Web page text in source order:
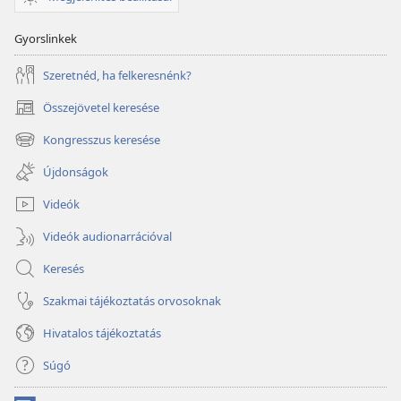
Gyorslinkek
Szeretnéd, ha felkeresnénk?
Összejövetel keresése
(opens
new
window)
Kongresszus keresése
(opens
new
window)
Újdonságok
Videók
Videók audionarrációval
Keresés
Szakmai tájékoztatás orvosoknak
Hivatalos tájékoztatás
Súgó